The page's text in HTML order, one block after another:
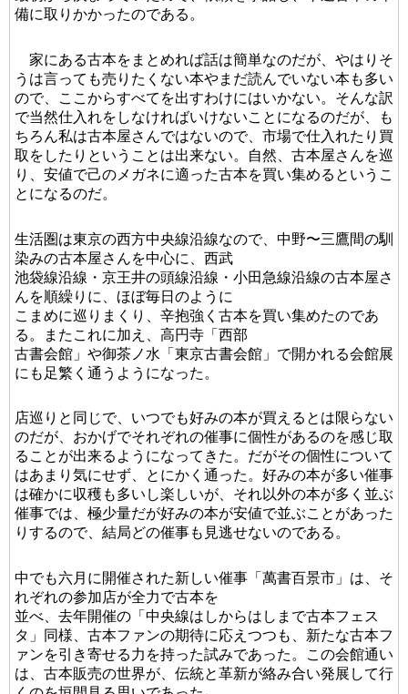
備に取りかかったのである。
家にある古本をまとめれば話は簡単なのだが、やはりそ
うは言っても売りたくない本やまだ読んでいない本も多い
ので、ここからすべてを出すわけにはいかない。そんな訳
で当然仕入れをしなければいけないことになるのだが、も
ちろん私は古本屋さんではないので、市場で仕入れたり買
取をしたりということは出来ない。自然、古本屋さんを巡
り、安値で己のメガネに適った古本を買い集めるというこ
とになるのだ。
生活圏は東京の西方中央線沿線なので、中野〜三鷹間の馴
染みの古本屋さんを中心に、西武
池袋線沿線・京王井の頭線沿線・小田急線沿線の古本屋さ
んを順繰りに、ほぼ毎日のように
こまめに巡りまくり、辛抱強く古本を買い集めたのであ
る。またこれに加え、高円寺「西部
古書会館」や御茶ノ水「東京古書会館」で開かれる会館展
にも足繁く通うようになった。
店巡りと同じで、いつでも好みの本が買えるとは限らない
のだが、おかげでそれぞれの催事に個性があるのを感じ取
ることが出来るようになってきた。だがその個性について
はあまり気にせず、とにかく通った。好みの本が多い催事
は確かに収穫も多いし楽しいが、それ以外の本が多く並ぶ
催事では、極少量だが好みの本が安値で並ぶことがあった
りするので、結局どの催事も見逃せないのである。
中でも六月に開催された新しい催事「萬書百景市」は、そ
れぞれの参加店が全力で古本を
並べ、去年開催の「中央線はしからはしまで古本フェス
タ」同様、古本ファンの期待に応えつつも、新たな古本フ
ァンを引き寄せる力を持った試みであった。この会館通い
は、古本販売の世界が、伝統と革新が絡み合い発展して行